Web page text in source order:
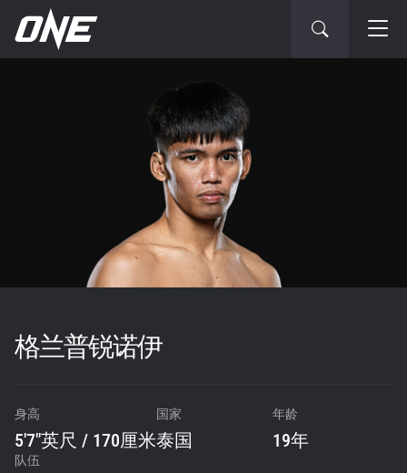
格兰普锐诺伊
身高
5'7"英尺 / 170厘米
国家
泰国
年龄
19年
队伍